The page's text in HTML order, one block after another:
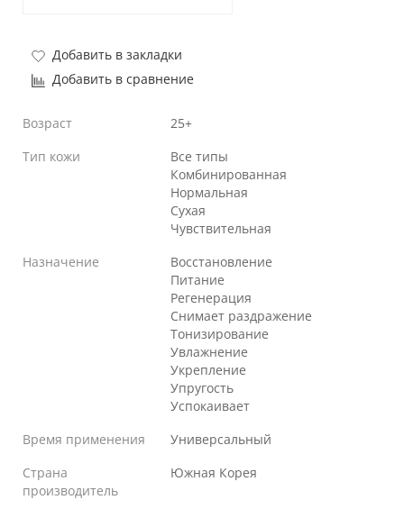
Добавить в закладки
Добавить в сравнение
Возраст
25+
Тип кожи
Все типы
Комбинированная
Нормальная
Сухая
Чувствительная
Назначение
Восстановление
Питание
Регенерация
Снимает раздражение
Тонизирование
Увлажнение
Укрепление
Упругость
Успокаивает
Время применения
Универсальный
Страна
производитель
Южная Корея